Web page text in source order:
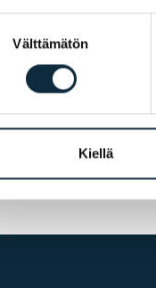
Välttämätön
Kiellä
lähettämäni kuvat